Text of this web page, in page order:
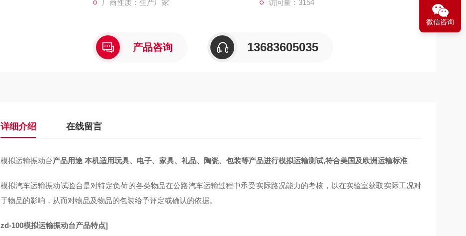
厂商性质：生产厂家 访问量：3154
产品咨询 13683605035
详细介绍 在线留言
模拟运输振动台产品用途 本机适用玩具、电子、家具、礼品、陶瓷、包装等产品进行模拟运输测试,符合美国及欧洲运输标准
模拟汽车运输振动试验台是对特定负荷的各类物品在公路汽车运输过程中承受实际路况能力的考核，以在实验室获取实际工况对
于物品的影响，从而对物品及物品的包装给予评定或确认的依据。
zd-100模拟运输振动台产品特点]
微信咨询